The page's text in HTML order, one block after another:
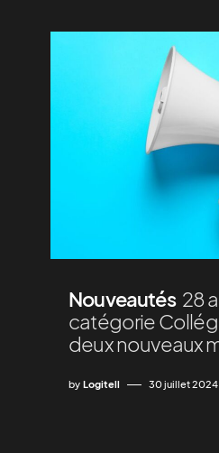
Nouveautés 28
catégorie
deux nouveaux
by Logitell 30 juillet 2024